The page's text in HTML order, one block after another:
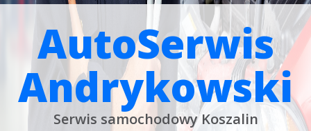
AutoSerwis
Andrykowski
Serwis samochodowy Koszalin